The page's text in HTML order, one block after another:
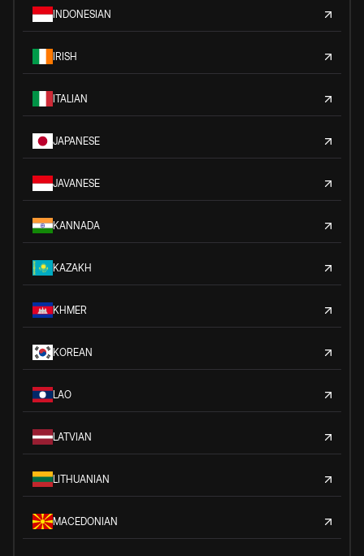
INDONESIAN
IRISH
ITALIAN
JAPANESE
JAVANESE
KANNADA
KAZAKH
KHMER
KOREAN
LAO
LATVIAN
LITHUANIAN
MACEDONIAN